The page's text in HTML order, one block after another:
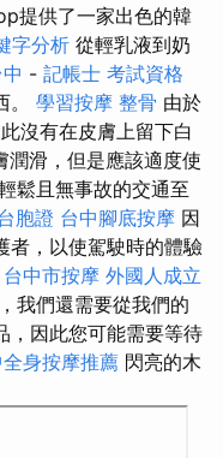
提供了一家出色的韓
字分析 從輕乳液到奶
- 記帳士 考試資格
。 學習按摩 整骨 由於
沒有在皮膚上留下白
潤滑，但是應該適度使
鬆且無事故的交通至
胞證 台中腳底按摩 因
者，以使駕駛時的體驗
台中市按摩 外國人成立
我們還需要從我們的
，因此您可能需要等待
身按摩推薦 閃亮的木